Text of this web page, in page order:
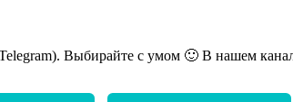
Выбирайте с умом 🙂 В нашем